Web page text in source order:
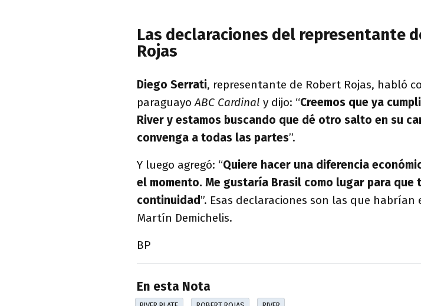
Las declaraciones del representante
Rojas
Diego Serrati, representante de Robert Rojas, habló
paraguayoABC Cardinal y dijo: “Creemos que ya
River y estamos buscando que dé otro salto en su
convenga a todas las partes”.
Y luego agregó: “Quiere hacer una diferencia
el momento. Me gustaría Brasil como lugar para que
continuidad”. Esas declaraciones son las que habrían
Martín Demichelis.
BP
En esta Nota